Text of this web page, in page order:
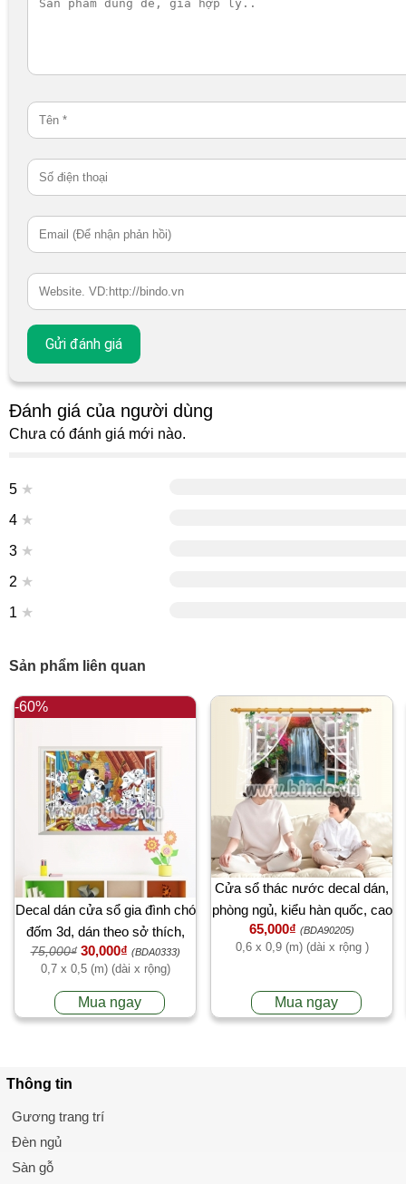
Đánh giá của người dùng
Chưa có đánh giá mới nào.
5 ★
4 ★
3 ★
2 ★
1 ★
Sản phẩm liên quan
-60%
Decal dán cửa sổ gia đình chó
đốm 3d, dán theo sở thích,
trang trí phòng khách, TPHCM
【Có thi công】
75,000₫ 30,000₫ (BDA0333)
0,7 x 0,5 (m) (dài x rộng)
Mua ngay
Cửa sổ thác nước decal dán,
phòng ngủ, kiểu hàn quốc, cao
cấp ở TPHCM
65,000₫ (BDA90205)
0,6 x 0,9 (m) (dài x rộng )
Mua ngay
Thông tin
Gương trang trí
Đèn ngủ
Sàn gỗ